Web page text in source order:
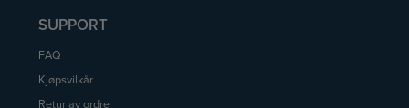
SUPPORT
FAQ
Kjøpsvilkår
Retur av ordre